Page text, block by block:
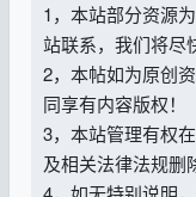
1，本站部分资源
站联系，我们将尽
2，本帖如为原创
同享有内容版权！
3，本站管理有权
及相关法律法规删